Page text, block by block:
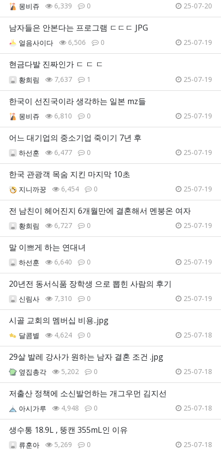
몽비쥬 6,339 0 25-07-20
남자들은 안본다는 프로그램 ㄷㄷㄷ JPG
얼음사이다 6,506 0 25-07-19
현금다발 진짜인가 ㄷ ㄷ ㄷ
황희림 7,637 1 25-07-19
한국이 선진국이라 생각하는 일본 mz들
몽비쥬 6,810 0 25-07-19
어느 대기업의 중소기업 죽이기 7년 후
하선훈 6,477 0 25-07-19
한국 관광객 목숨 지킨 마지막 10초
지니까꿍 6,454 0 25-07-19
전 남친이 헤어진지 6개월만에 결혼해서 멘붕온 여자
황희림 6,727 0 25-07-19
말 이쁘게 하는 연대녀
하선훈 6,640 0 25-07-19
20년전 동서식품 장학생 으로 뽑힌 사람의 후기
신림사 7,310 0 25-07-19
시골 교회의 멤버십 비용..jpg
달콤별 4,624 0 25-07-18
29살 발레 강사가 원하는 남자 결혼 조건 .jpg
옆집총각 5,202 0 25-07-18
저출산 정책에 소신발언하는 개그우먼 김지선
아시가루 4,948 0 25-07-18
생수통 18.9L , 뚱캔 355mL인 이유
류훈아 5,269 0 25-07-18